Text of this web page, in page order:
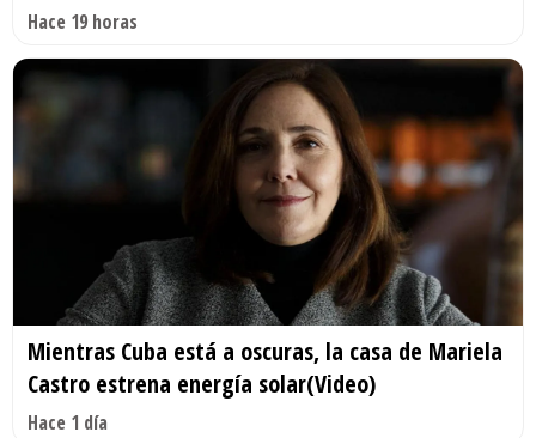
Hace 19 horas
Mientras Cuba está a oscuras, la casa de Mariela
Castro estrena energía solar(Video)
Hace 1 día